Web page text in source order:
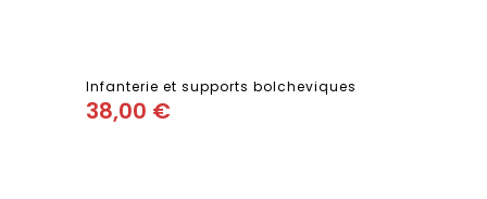
Infanterie et supports bolcheviques
38,00 €